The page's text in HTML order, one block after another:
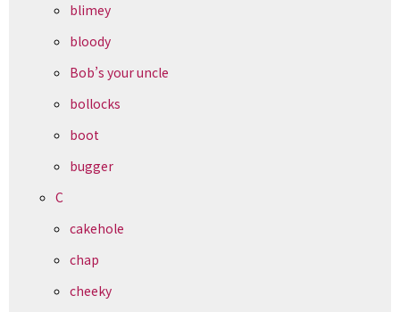
blimey
bloody
Bob’s your uncle
bollocks
boot
bugger
C
cakehole
chap
cheeky